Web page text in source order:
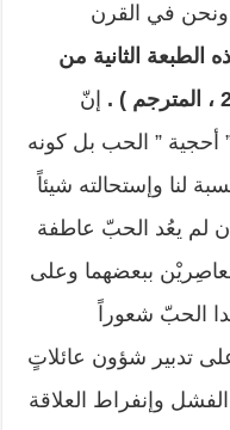
ونحن في القرن
الطبعة الثانية من
إنّ
أحجية ” الحب بل كونه
لنا وإستحالته شيئاً
لم يعُد الحبّ عاطفة
ببعضهما وعلى
الحبّ شعوراً
تدبير شؤون عائلاتٍ
وإنفراط العلاقة